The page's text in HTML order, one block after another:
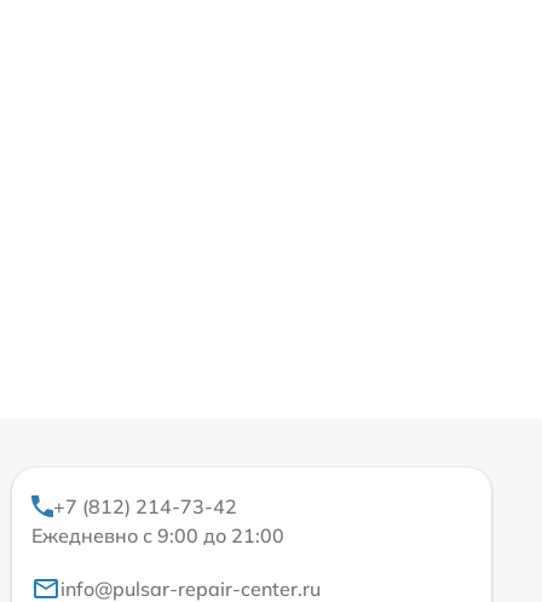
+7 (812) 214-73-42
Ежедневно с 9:00 до 21:00
info@pulsar-repair-center.ru